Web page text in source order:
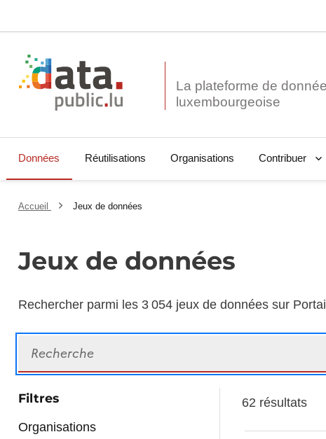
La plateforme de
Données Réutilisations Organisations Contribuer
Accueil Jeux de données
Jeux de données
Rechercher parmi les 3 054 jeux de données sur
Filtres
Organisations
62 résultats